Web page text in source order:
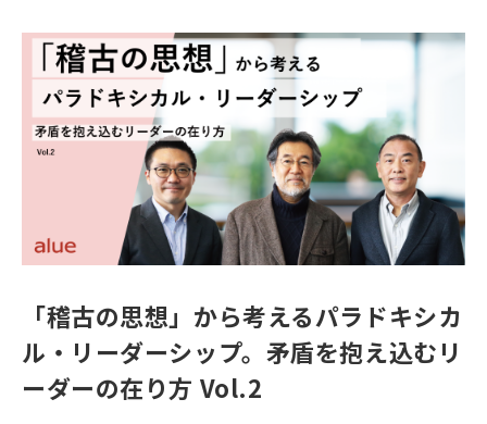
「稽古の思想」から考えるパラドキシカ
ル・リーダーシップ。矛盾を抱え込むリ
ーダーの在り方 Vol.2